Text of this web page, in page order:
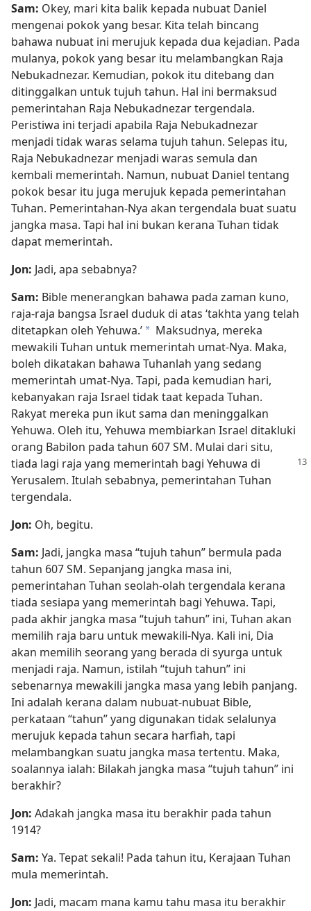
Sam: Okey, mari kita balik kepada nubuat Daniel
mengenai pokok yang besar. Kita telah bincang
bahawa nubuat ini merujuk kepada dua kejadian. Pada
mulanya, pokok yang besar itu melambangkan Raja
Nebukadnezar. Kemudian, pokok itu ditebang dan
ditinggalkan untuk tujuh tahun. Hal ini bermaksud
pemerintahan Raja Nebukadnezar tergendala.
Peristiwa ini terjadi apabila Raja Nebukadnezar
menjadi tidak waras selama tujuh tahun. Selepas itu,
Raja Nebukadnezar menjadi waras semula dan
kembali memerintah. Namun, nubuat Daniel tentang
pokok besar itu juga merujuk kepada pemerintahan
Tuhan. Pemerintahan-Nya akan tergendala buat suatu
jangka masa. Tapi hal ini bukan kerana Tuhan tidak
dapat memerintah.
Jon: Jadi, apa sebabnya?
Sam: Bible menerangkan bahawa pada zaman kuno,
raja-raja bangsa Israel duduk di atas ‘takhta yang telah
ditetapkan oleh Yehuwa.’ * Maksudnya, mereka
mewakili Tuhan untuk memerintah umat-Nya. Maka,
boleh dikatakan bahawa Tuhanlah yang sedang
memerintah umat-Nya. Tapi, pada kemudian hari,
kebanyakan raja Israel tidak taat kepada Tuhan.
Rakyat mereka pun ikut sama dan meninggalkan
Yehuwa. Oleh itu, Yehuwa membiarkan Israel ditakluki
orang Babilon pada tahun 607 SM. Mulai dari situ,
tiada lagi raja yang memerintah bagi Yehuwa di
Yerusalem. Itulah sebabnya, pemerintahan Tuhan
tergendala.
Jon: Oh, begitu.
Sam: Jadi, jangka masa “tujuh tahun” bermula pada
tahun 607 SM. Sepanjang jangka masa ini,
pemerintahan Tuhan seolah-olah tergendala kerana
tiada sesiapa yang memerintah bagi Yehuwa. Tapi,
pada akhir jangka masa “tujuh tahun” ini, Tuhan akan
memilih raja baru untuk mewakili-Nya. Kali ini, Dia
akan memilih seorang yang berada di syurga untuk
menjadi raja. Namun, istilah “tujuh tahun” ini
sebenarnya mewakili jangka masa yang lebih panjang.
Ini adalah kerana dalam nubuat-nubuat Bible,
perkataan “tahun” yang digunakan tidak selalunya
merujuk kepada tahun secara harfiah, tapi
melambangkan suatu jangka masa tertentu. Maka,
soalannya ialah: Bilakah jangka masa “tujuh tahun” ini
berakhir?
Jon: Adakah jangka masa itu berakhir pada tahun
1914?
Sam: Ya. Tepat sekali! Pada tahun itu, Kerajaan Tuhan
mula memerintah.
Jon: Jadi, macam mana kamu tahu masa itu berakhir